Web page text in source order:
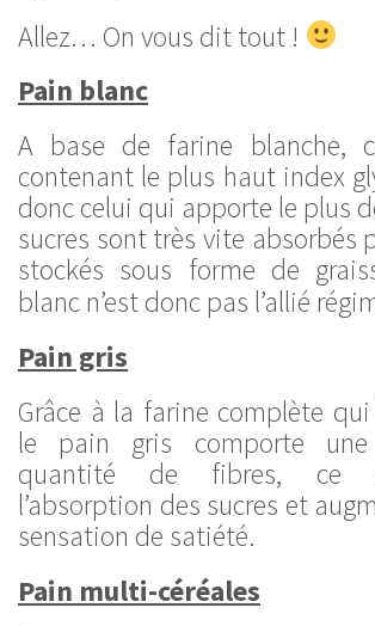
Allez… On vous dit tout !
Pain blanc
A base de farine blanche,
contenant le plus haut index
donc celui qui apporte le plus
sucres sont très vite absorbés
stockés sous forme de
blanc n’est donc pas l’allié
Pain gris
Grâce à la farine complète
le pain gris comporte une
quantité de fibres, ce
l’absorption des sucres et
sensation de satiété.
Pain multi-céréales